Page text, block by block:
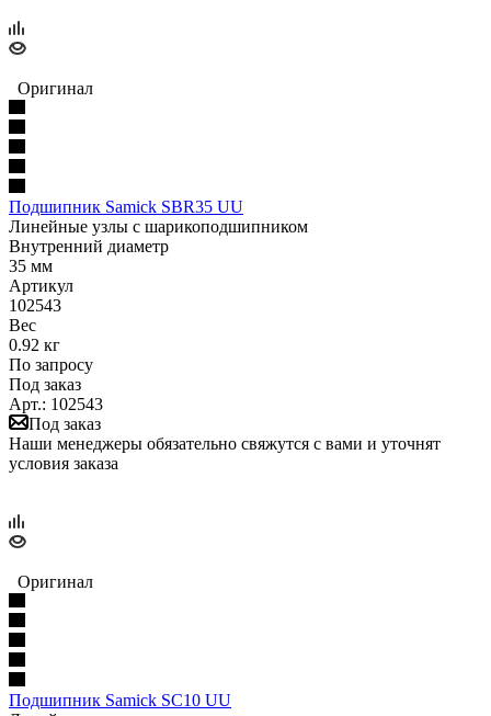
Оригинал
Подшипник Samick SBR35 UU
Линейные узлы с шарикоподшипником
Внутренний диаметр
35 мм
Артикул
102543
Вес
0.92 кг
По запросу
Под заказ
Арт.: 102543
Под заказ
Наши менеджеры обязательно свяжутся с вами и уточнят
условия заказа
Оригинал
Подшипник Samick SC10 UU